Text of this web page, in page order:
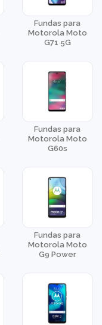
Fundas para
Motorola Moto
G71 5G
Fundas para
Motorola Moto
G60s
Fundas para
Motorola Moto
G9 Power